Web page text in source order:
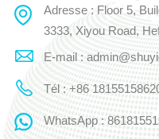
maison sont devenues de
plus en plus populaires
auprès des ménages
asiatiques, américains et
européens car elles peuvent
atténuer l'impact des
pannes de courant et tirer le
meilleur parti de l'énergie
LIRE LA SUITE
Adresse : Floor 5,
3333, Xiyou Road,
E-mail :
Tél : +86
WhatsApp :